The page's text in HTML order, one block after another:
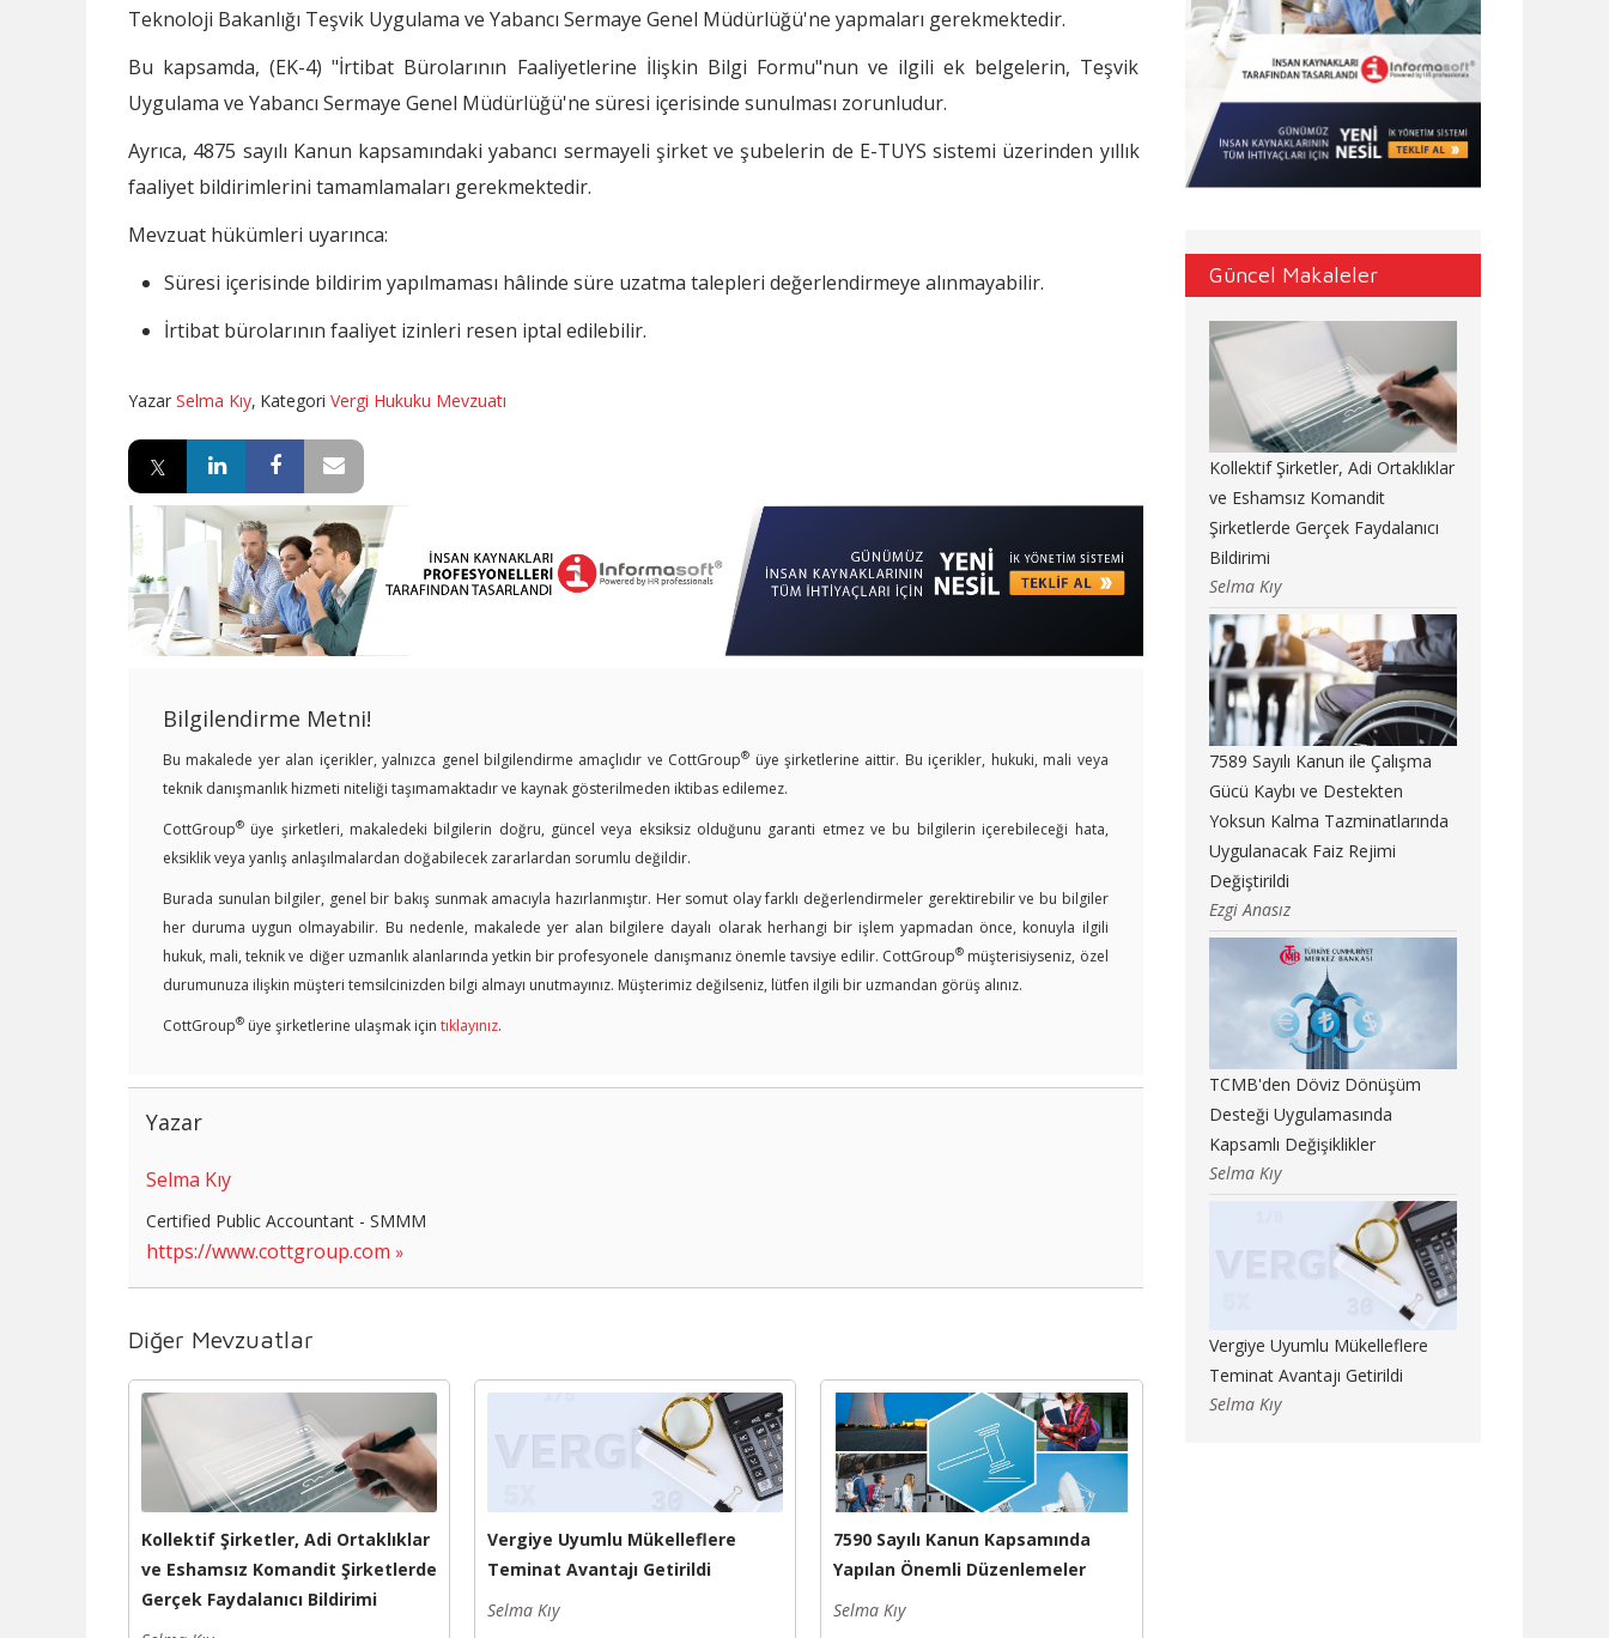
Teknoloji Bakanlığı Teşvik Uygulama ve Yabancı Sermaye Genel Müdürlüğü'ne yapmaları gerekmektedir.
Bu kapsamda, (EK-4) "İrtibat Bürolarının Faaliyetlerine İlişkin Bilgi Formu"nun ve ilgili ek belgelerin, Teşvik
Uygulama ve Yabancı Sermaye Genel Müdürlüğü'ne süresi içerisinde sunulması zorunludur.
Ayrıca, 4875 sayılı Kanun kapsamındaki yabancı sermayeli şirket ve şubelerin de E-TUYS sistemi üzerinden yıllık
faaliyet bildirimlerini tamamlamaları gerekmektedir.
Mevzuat hükümleri uyarınca:
Süresi içerisinde bildirim yapılmaması hâlinde süre uzatma talepleri değerlendirmeye alınmayabilir.
İrtibat bürolarının faaliyet izinleri resen iptal edilebilir.
Yazar Selma Kıy, Kategori Vergi Hukuku Mevzuatı
Bilgilendirme Metni!
Bu makalede yer alan içerikler, yalnızca genel bilgilendirme amaçlıdır ve CottGroup® üye şirketlerine aittir. Bu içerikler, hukuki, mali veya
teknik danışmanlık hizmeti niteliği taşımamaktadır ve kaynak gösterilmeden iktibas edilemez.
CottGroup® üye şirketleri, makaledeki bilgilerin doğru, güncel veya eksiksiz olduğunu garanti etmez ve bu bilgilerin içerebileceği hata,
eksiklik veya yanlış anlaşılmalardan doğabilecek zararlardan sorumlu değildir.
Burada sunulan bilgiler, genel bir bakış sunmak amacıyla hazırlanmıştır. Her somut olay farklı değerlendirmeler gerektirebilir ve bu bilgiler
her duruma uygun olmayabilir. Bu nedenle, makalede yer alan bilgilere dayalı olarak herhangi bir işlem yapmadan önce, konuyla ilgili
hukuk, mali, teknik ve diğer uzmanlık alanlarında yetkin bir profesyonele danışmanız önemle tavsiye edilir. CottGroup® müşterisiyseniz, özel
durumunuza ilişkin müşteri temsilcinizden bilgi almayı unutmayınız. Müşterimiz değilseniz, lütfen ilgili bir uzmandan görüş alınız.
CottGroup® üye şirketlerine ulaşmak için tıklayınız.
Yazar
Selma Kıy
Certified Public Accountant - SMMM
https://www.cottgroup.com
Diğer Mevzuatlar
Kollektif Şirketler, Adi Ortaklıklar
ve Eshamsız Komandit Şirketlerde
Gerçek Faydalanıcı Bildirimi
Vergiye Uyumlu Mükelleflere
Teminat Avantajı Getirildi
Selma Kıy
7590 Sayılı Kanun Kapsamında
Yapılan Önemli Düzenlemeler
Selma Kıy
Güncel Makaleler
Kollektif Şirketler, Adi Ortaklıklar
ve Eshamsız Komandit
Şirketlerde Gerçek Faydalanıcı
Bildirimi
Selma Kıy
7589 Sayılı Kanun ile Çalışma
Gücü Kaybı ve Destekten
Yoksun Kalma Tazminatlarında
Uygulanacak Faiz Rejimi
Değiştirildi
Ezgi Anasız
TCMB'den Döviz Dönüşüm
Desteği Uygulamasında
Kapsamlı Değişiklikler
Selma Kıy
Vergiye Uyumlu Mükelleflere
Teminat Avantajı Getirildi
Selma Kıy